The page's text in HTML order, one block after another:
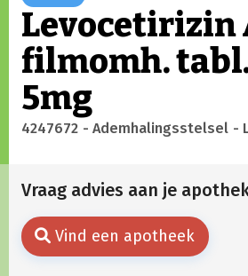
Levocetirizin
filmomh.
5mg
4247672 - Ademhalingsstelsel -
Vraag advies aan je
Vind een apotheek